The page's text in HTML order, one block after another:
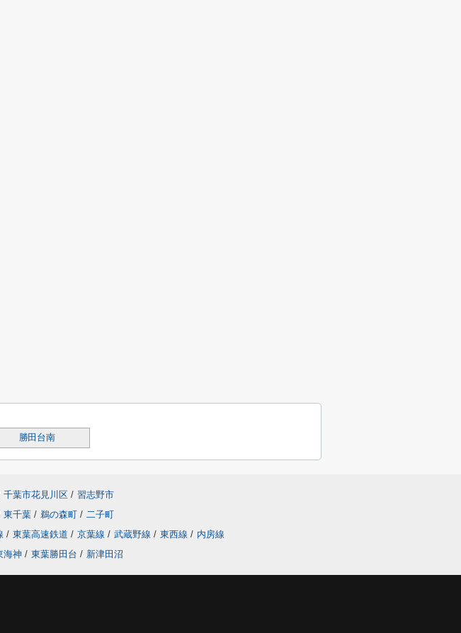
勝田台南
千葉市花見川区 / 習志野市
東千葉 / 鵜の森町 / 二子町
/ 東葉高速鉄道 / 京葉線 / 武蔵野線 / 東西線 / 内房線
海神 / 東葉勝田台 / 新津田沼